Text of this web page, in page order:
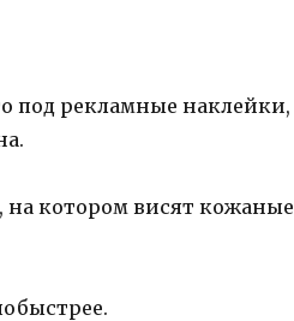
под рекламные наклейки,
на котором висят кожаные